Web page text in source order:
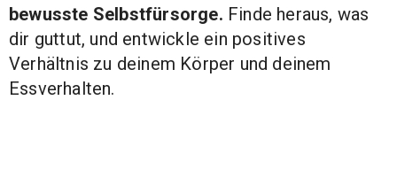
bewusste Selbstfürsorge. Finde heraus, was
dir guttut, und entwickle ein positives
Verhältnis zu deinem Körper und deinem
Essverhalten.